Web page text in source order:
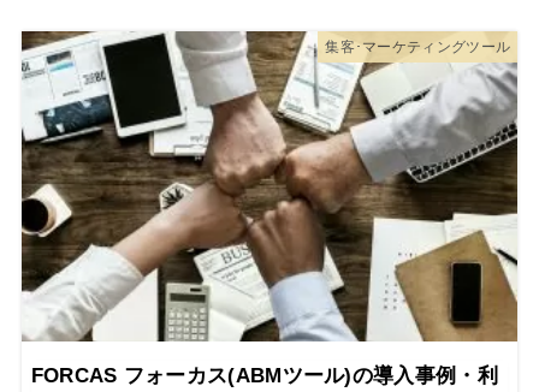
集客･マーケティングツール
FORCAS フォーカス(ABMツール)の導入事例・利